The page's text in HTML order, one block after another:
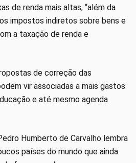
de renda mais altas, “além da
impostos indiretos sobre bens e
a taxação de renda e
de correção das
vir associadas a mais gastos
e até mesmo agenda
Humberto de Carvalho lembra
países do mundo que ainda